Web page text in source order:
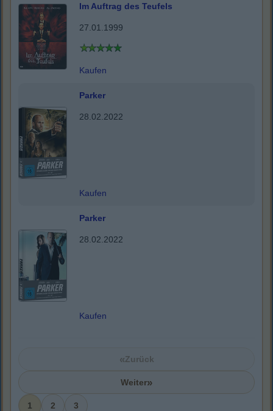
Im Auftrag des Teufels
27.01.1999
Kaufen
Parker
28.02.2022
Kaufen
Parker
28.02.2022
Kaufen
«Zurück
1 2 3
Weiter»